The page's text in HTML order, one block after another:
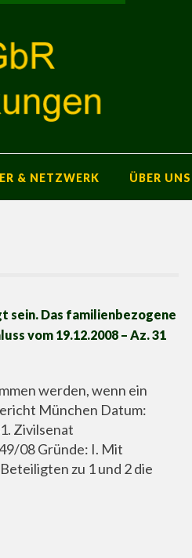
& NETZWERK ÜBER UNS
sein. Das familienbezogene
vom 19.12.2008 – Az. 31
werden, wenn ein
München Datum:
Zivilsenat
08 Gründe: I. Mit
zu 1 und 2 die